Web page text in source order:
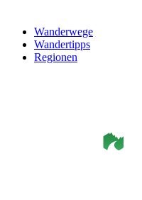
Wanderwege
Wandertipps
Regionen